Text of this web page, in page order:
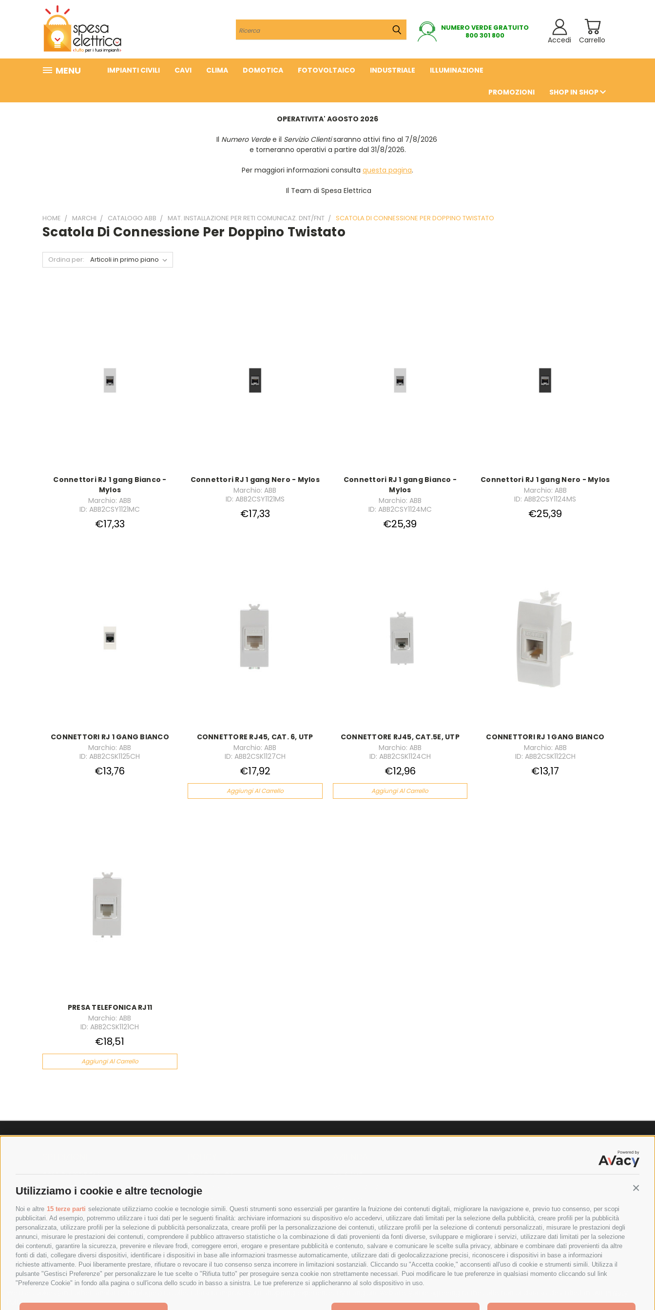
Utilizziamo i cookie e altre tecnologie
Noi e altre 15 terze parti selezionate utilizziamo cookie e tecnologie simili. Questi strumenti sono essenziali per garantire la fruizione dei contenuti digitali, migliorare la navigazione e, previo tuo consenso, per scopi
pubblicitari. Ad esempio, potremmo utilizzare i tuoi dati per le seguenti finalità: archiviare informazioni su dispositivo e/o accedervi, utilizzare dati limitati per la selezione della pubblicità, creare profili per la pubblicità
personalizzata, utilizzare profili per la selezione di pubblicità personalizzata, creare profili per la personalizzazione dei contenuti, utilizzare profili per la selezione di contenuti personalizzati, misurare le prestazioni degli
annunci, misurare le prestazioni dei contenuti, comprendere il pubblico attraverso statistiche o la combinazione di dati provenienti da fonti diverse, sviluppare e migliorare i servizi, utilizzare dati limitati per la selezione
dei contenuti, garantire la sicurezza, prevenire e rilevare frodi, correggere errori, erogare e presentare pubblicità e contenuto, salvare e comunicare le scelte sulla privacy, abbinare e combinare dati provenienti da altre
fonti di dati, collegare diversi dispositivi, identificare i dispositivi in base alle informazioni trasmesse automaticamente, utilizzare dati di geolocalizzazione precisi, riconoscere i dispositivi in base a informazioni
richieste attivamente. Puoi liberamente prestare, rifiutare o revocare il tuo consenso senza incorrere in limitazioni sostanziali. Cliccando su "Accetta cookie," acconsenti all'uso di cookie e strumenti simili. Utilizza il
pulsante "Gestisci Preferenze" per personalizzare le tue scelte o "Rifiuta tutto" per proseguire senza cookie non strettamente necessari. Puoi modificare le tue preferenze in qualsiasi momento cliccando sul link
"Preferenze Cookie" in fondo alla pagina o sull'icona dello scudo in basso a sinistra. Le tue preferenze si applicheranno al solo dispositivo in uso.
Cerca
NUMERO VERDE GRATUITO
800 301 800
Carrello
Accedi
MENU IMPIANTI CIVILI CAVI CLIMA DOMOTICA FOTOVOLTAICO INDUSTRIALE ILLUMINAZIONE
PROMOZIONI SHOP IN SHOP
OPERATIVITA' AGOSTO 2026
Il Numero Verdee il Servizio Clientisaranno attivi fino al 7/8/2026
e torneranno operativi a partire dal 31/8/2026.
Per maggiori informazioni consulta questa pagina.
Il Team di Spesa Elettrica
HOME MARCHI CATALOGO ABB MAT. INSTALLAZIONE PER RETI COMUNICAZ. DNT/FNT SCATOLA DI CONNESSIONE PER DOPPINO TWISTATO
Scatola Di Connessione Per Doppino Twistato
Ordina per:
Connettori RJ 1 gang Bianco -
Mylos
Marchio: ABB
ID: ABB2CSY1121MC
€17,33
Connettori RJ 1 gang Nero - Mylos
Marchio: ABB
ID: ABB2CSY1121MS
€17,33
Connettori RJ 1 gang Bianco -
Mylos
Marchio: ABB
ID: ABB2CSY1124MC
€25,39
Connettori RJ 1 gang Nero - Mylos
Marchio: ABB
ID: ABB2CSY1124MS
€25,39
CONNETTORI RJ 1 GANG BIANCO
Marchio: ABB
ID: ABB2CSK1125CH
€13,76
CONNETTORE RJ45, CAT. 6, UTP
Marchio: ABB
ID: ABB2CSK1127CH
€17,92
Aggiungi Al Carrello
CONNETTORE RJ45, CAT.5E, UTP
Marchio: ABB
ID: ABB2CSK1124CH
€12,96
Aggiungi Al Carrello
CONNETTORI RJ 1 GANG BIANCO
Marchio: ABB
ID: ABB2CSK1122CH
€13,17
PRESA TELEFONICA RJ11
Marchio: ABB
ID: ABB2CSK1121CH
€18,51
Aggiungi Al Carrello
COSTI DI SPEDIZIONE
TEMPI DI SPEDIZIONE
PRIVACY POLICY
COOKIE POLICY
CHI SIAMO
Bonifico
Bancario
Policy.